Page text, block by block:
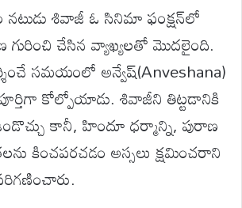
శివాజీ ఓ సినిమా ఫంక్షన్‌లో
గురించి చేసిన వ్యాఖ్యలతో మొదలైంది.
సమయంలో అన్వేష్(Anveshana)
కోల్పోయాడు. శివాజీని తిట్టడానికి
కానీ, హిందూ ధర్మాన్ని, పురాణ
కించపరచడం అస్సలు క్షమించరాని